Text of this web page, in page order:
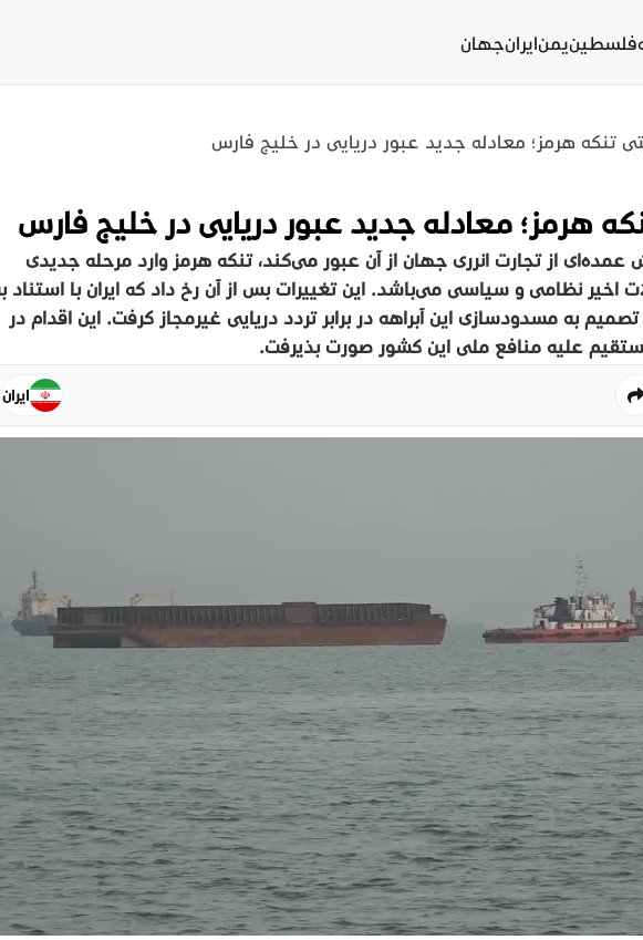
فلسطينیمنايرانجهان
تنگه هرمز؛ معادله جدید عبور دریایی در خلیج فارس
هرمز؛ معادله جدید عبور دریایی در خلیج فارس
از تجارت انرژی جهان از آن عبور می‌کند، تنگه هرمز وارد مرحله جدیدی
نظامی و سیاسی می‌باشد. این تغییرات پس از آن رخ داد که ایران با استناد
به مسدودسازی این آبراهه در برابر تردد دریایی غیرمجاز گرفت. این اقدام در
علیه منافع ملی این کشور صورت پذیرفت.
ایران